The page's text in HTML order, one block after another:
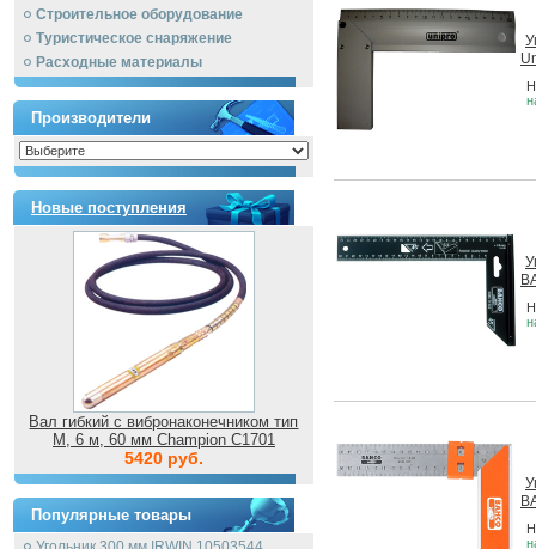
Строительное оборудование
Туристическое снаряжение
Расходные материалы
Производители
Новые поступления
Вал гибкий с вибронаконечником тип
M, 6 м, 60 мм Champion C1701
5420 руб.
Популярные товары